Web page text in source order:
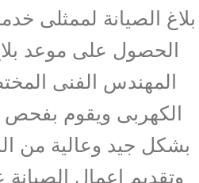
بلاغ الصيانة لممثلى
الحصول على موعد
المهندس الفنى
الكهربى ويقوم بفحص
بشكل جيد وعالية من
وتقديم اعمال